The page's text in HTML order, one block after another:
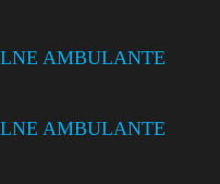
AMBULANTE
AMBULANTE